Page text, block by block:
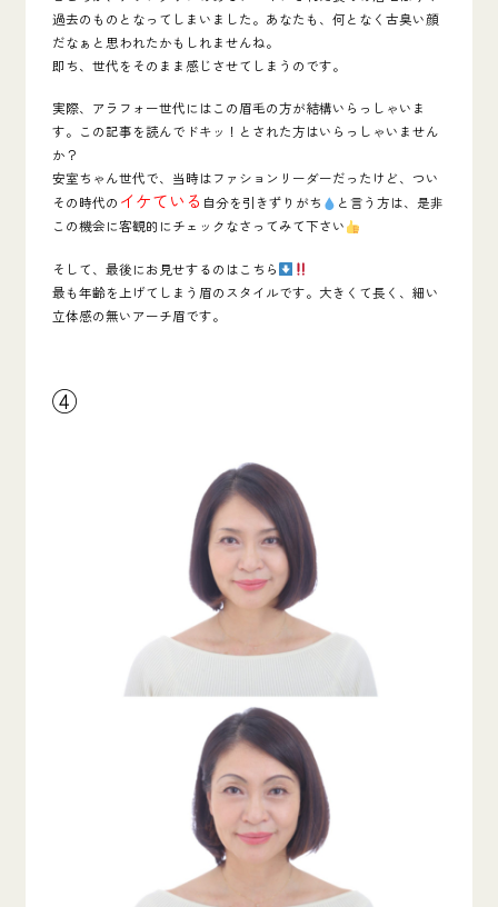
過去のものとなってしまいました。あなたも、何となく古臭い顔
だなぁと思われたかもしれませんね。
即ち、世代をそのまま感じさせてしまうのです。
実際、アラフォー世代にはこの眉毛の方が結構いらっしゃいま
す。この記事を読んでドキッ！とされた方はいらっしゃいません
か？
安室ちゃん世代で、当時はファションリーダーだったけど、つい
その時代の イケている 自分を引きずりがち
と言う方は、是非
この機会に客観的にチェックなさってみて下さい
そして、最後にお見せするのはこちら
最も年齢を上げてしまう眉のスタイルです。大きくて長く、細い
立体感の無いアーチ眉です。
④